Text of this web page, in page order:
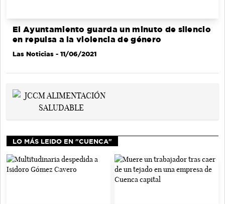
El Ayuntamiento guarda un minuto de silencio
en repulsa a la violencia de género
Las Noticias - 11/06/2021
LO MÁS LEIDO EN "CUENCA"